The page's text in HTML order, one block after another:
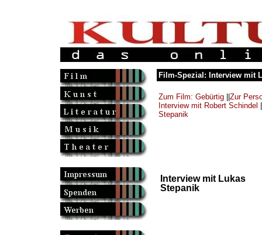
Film-Spezial: Interview mit
Zum Film: Gebürtig|| Zur
Interview mit Robert Schindel
Stepanik
Interview mit Lukas
Stepanik